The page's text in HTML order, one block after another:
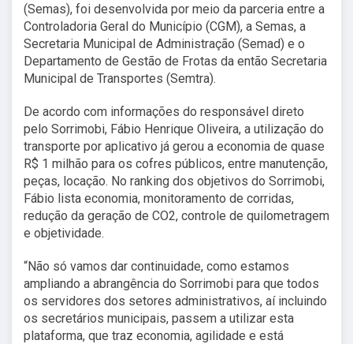
(Semas), foi desenvolvida por meio da parceria entre a
Controladoria Geral do Município (CGM), a Semas, a
Secretaria Municipal de Administração (Semad) e o
Departamento de Gestão de Frotas da então Secretaria
Municipal de Transportes (Semtra).
De acordo com informações do responsável direto
pelo Sorrimobi, Fábio Henrique Oliveira, a utilização do
transporte por aplicativo já gerou a economia de quase
R$ 1 milhão para os cofres públicos, entre manutenção,
peças, locação. No ranking dos objetivos do Sorrimobi,
Fábio lista economia, monitoramento de corridas,
redução da geração de CO2, controle de quilometragem
e objetividade.
“Não só vamos dar continuidade, como estamos
ampliando a abrangência do Sorrimobi para que todos
os servidores dos setores administrativos, aí incluindo
os secretários municipais, passem a utilizar esta
plataforma, que traz economia, agilidade e está